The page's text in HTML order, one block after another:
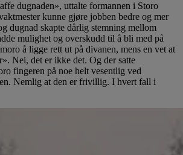
dugnaden», uttalte formannen i Storo
kunne gjøre jobben bedre og mer
dugnad skapte dårlig stemning mellom
mulighet og overskudd til å bli med på
å ligge rett ut på divanen, mens en vet at
Nei, det er ikke det. Og der satte
fingeren på noe helt vesentlig ved
Nemlig at den er frivillig. I hvert fall i